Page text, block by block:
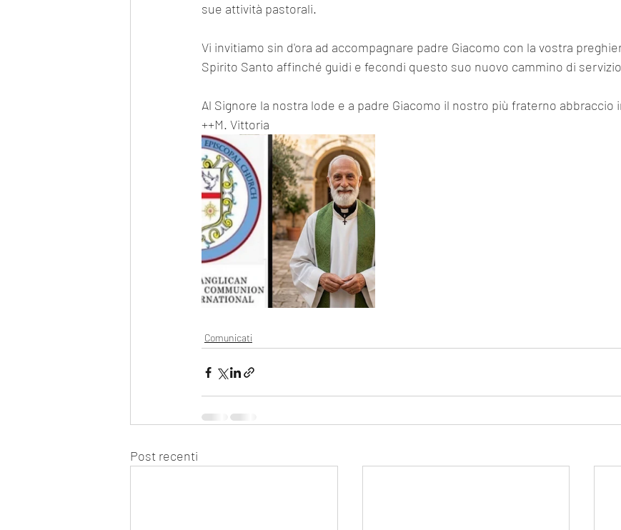
sue attività pastorali.
​Vi invitiamo sin d'ora ad accompagnare padre Giacomo con la vostra
Spirito Santo affinché guidi e fecondi questo suo nuovo cammino di
​Al Signore la nostra lode e a padre Giacomo il nostro più fraterno abbraccio
​++M. Vittoria
Comunicati
Post recenti